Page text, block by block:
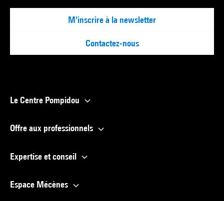
M'inscrire à la newsletter
Contactez-nous
Le Centre Pompidou
Offre aux professionnels
Expertise et conseil
Espace Mécènes